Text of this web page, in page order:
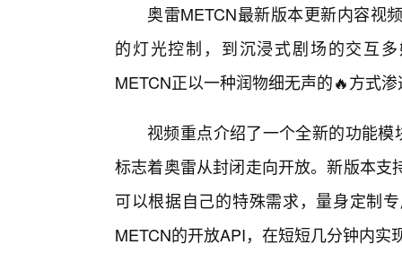
奥雷METCN最新版本更新内容视
的灯光控制，到沉浸式剧场的交互
METCN正以一种润物细无声的🔥方式
视频重点介绍了一个全新的功能
标志着奥雷从封闭走向开放。新版本
可以根据自己的特殊需求，量身定制
METCN的开放API，在短短几分钟内